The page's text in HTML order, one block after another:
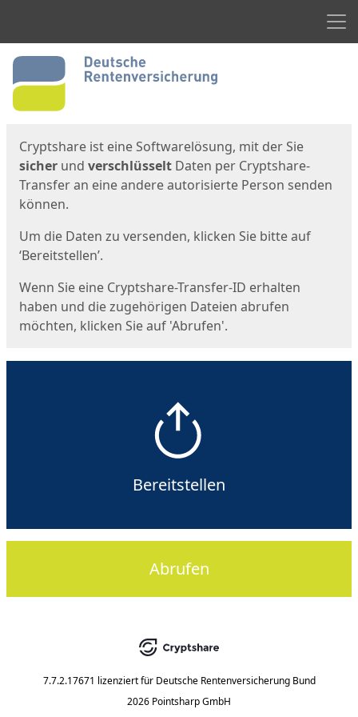
Start
Cryptshare ist eine Softwarelösung, mit der Sie
sicher und verschlüsselt Daten per Cryptshare-
Transfer an eine andere autorisierte Person senden
können.
Um die Daten zu versenden, klicken Sie bitte auf
‘Bereitstellen’.
Wenn Sie eine Cryptshare-Transfer-ID erhalten
haben und die zugehörigen Dateien abrufen
möchten, klicken Sie auf 'Abrufen'.
Bereitstellen
Abrufen
7.7.2.17671 lizenziert für Deutsche Rentenversicherung Bund
2026 Pointsharp GmbH